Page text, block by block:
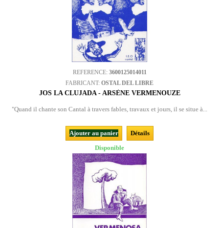
REFERENCE: 3600125014011
FABRICANT: OSTAL DEL LIBRE
JOS LA CLUJADA - ARSÈNE VERMENOUZE
"Quand il chante son Cantal à travers fables, travaux et jours, il se situe à...
Ajouter au panier
Détails
Disponible